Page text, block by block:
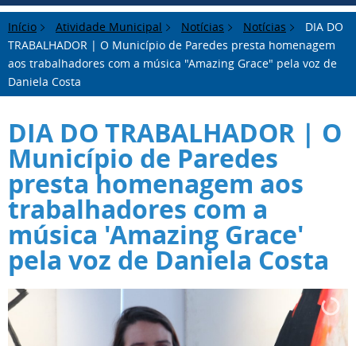
Início Atividade Municipal Notícias Notícias
DIA DO
TRABALHADOR | O Município de Paredes presta homenagem
aos trabalhadores com a música "Amazing Grace" pela voz de
Daniela Costa
DIA DO TRABALHADOR | O
Município de Paredes
presta homenagem aos
trabalhadores com a
música 'Amazing Grace'
pela voz de Daniela Costa